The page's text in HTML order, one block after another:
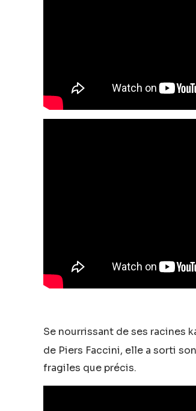
Se nourrissant de ses racines
de Piers Faccini, elle a sorti
fragiles que précis.